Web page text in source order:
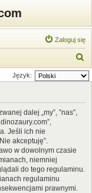
Zaloguj się
z
Język:
dalej „my”, ”nas”,
Jeśli ich nie
akceptuję”.
w dowolnym czasie
niemniej
do tego regulaminu.
regulaminu
prawnymi.